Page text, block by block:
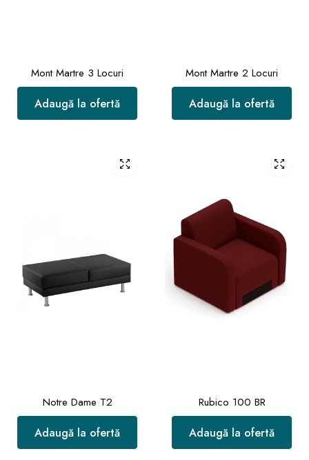
Mont Martre 3 Locuri
Adaugă la ofertă
Mont Martre 2 Locuri
Adaugă la ofertă
Notre Dame T2
Adaugă la ofertă
Rubico 100 BR
Adaugă la ofertă